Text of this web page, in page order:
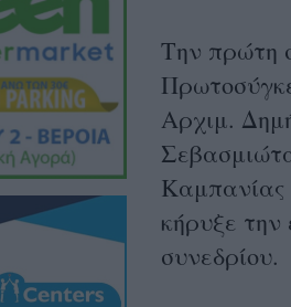
Την πρώτη
Αρχιμ.
Καμπανίας
κήρυξε
συνεδρίου.